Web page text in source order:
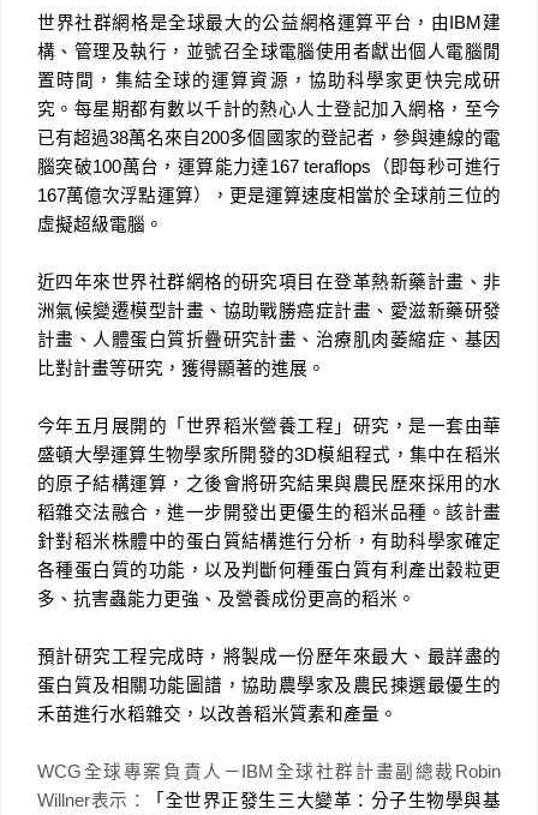
世界社群網格是全球最大的公益網格運算平台 ， 由 IBM 建
構、管理及執行 ， 並號召全球電腦使用者獻出個人電腦閒
置時間 ，集結全球的運算資源， 協助科學家更快完成研
究。每星期都有數以千計的熱心人士登記加入網格，至今
已有超過38萬名來自 200多個國家的登記者，參與連線的電
腦突破100萬台，運算能力達167 teraflops （即每秒可進行
167萬億次浮點運算），更是運算速度相當於全球前三位的
虛擬超級電腦。
近四年來世界社群網格的研究項目在登革熱新藥計畫、非
洲氣候變遷模型計畫、協助戰勝癌症計畫、愛滋新藥研發
計畫、人體蛋白質折疊研究計畫、治療肌肉萎縮症、基因
比對計畫等研究，獲得顯著的進展。
今年五月展開的「世界稻米營養工程」研究，是一套由華
盛頓大學運算生物學家所開發的3D模組程式，集中在稻米
的原子結構運算，之後會將研究結果與農民歷來採用的水
稻雜交法融合，進一步開發出更優生的稻米品種。該計畫
針對稻米株體中的蛋白質結構進行分析，有助科學家確定
各種蛋白質的功能，以及判斷何種蛋白質有利產出穀粒更
多、抗害蟲能力更強、及營養成份更高的稻米。
預計研究工程完成時，將製成一份歷年來最大、最詳盡的
蛋白質及相關功能圖譜，協助農學家及農民揀選最優生的
禾苗進行水稻雜交，以改善稻米質素和產量。
WCG全球專案負責人－ IBM 全球社群計畫副總裁 Robin
Willner表示 ：
「全世界正發生三大變革：分子生物學與基